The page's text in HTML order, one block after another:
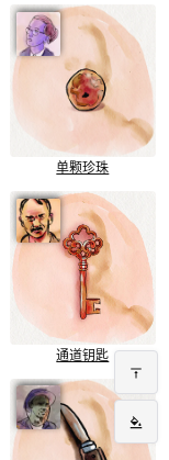
单颗珍珠
通道钥匙